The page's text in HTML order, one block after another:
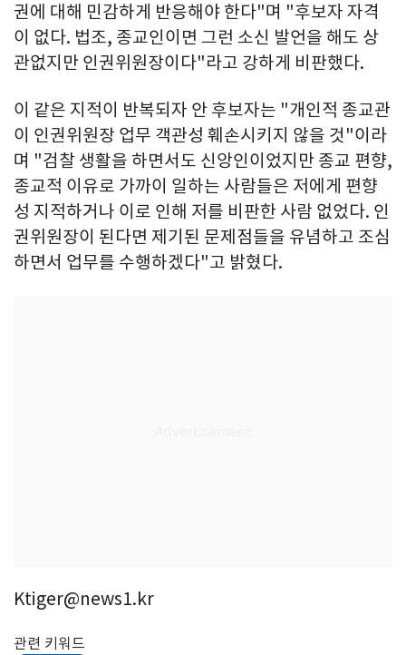
권에 대해 민감하게 반응해야 한다"며 "후보자 자격
이 없다. 법조, 종교인이면 그런 소신 발언을 해도 상
관없지만 인권위원장이다"라고 강하게 비판했다.
이 같은 지적이 반복되자 안 후보자는 "개인적 종교관
이 인권위원장 업무 객관성 훼손시키지 않을 것"이라
며 "검찰 생활을 하면서도 신앙인이었지만 종교 편향,
종교적 이유로 가까이 일하는 사람들은 저에게 편향
성 지적하거나 이로 인해 저를 비판한 사람 없었다. 인
권위원장이 된다면 제기된 문제점들을 유념하고 조심
하면서 업무를 수행하겠다"고 밝혔다.
Ktiger@news1.kr
관련 키워드